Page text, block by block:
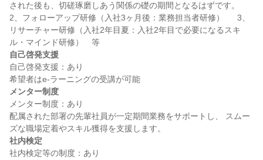
された後も、切磋琢磨しあう関係の礎の期間となるはずです。
2、フォローアップ研修（入社3ヶ月後：業務担当者研修）　  3、
リサーチャー研修（入社2年目夏：入社2年目で必要になるスキ
自己啓発支援
自己啓発支援：あり
メンター制度
メンター制度：あり
配属された部署の先輩社員が一定期間業務をサポートし、 スムー
社内検定
社内検定等の制度：あり